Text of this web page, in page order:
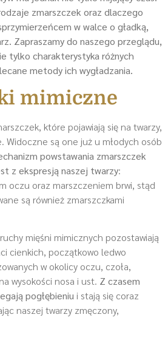
zmarszczek oraz dlaczego
w walce o gładką,
Zapraszamy do naszego przeglądu,
tylko charakterystyka różnych
metody ich wygładzania.
mimiczne
które pojawiają się na twarzy,
Widoczne są one już u młodych osób
powstawania zmarszczek
z ekspresją naszej twarzy:
oczu oraz marszczeniem brwi, stąd
są również zmarszczkami
mięśni mimicznych pozostawiają
cienkich, początkowo ledwo
w okolicy oczu, czoła,
wysokości nosa i ust. Z czasem
pogłębieniu i stają się coraz
naszej twarzy zmęczony,